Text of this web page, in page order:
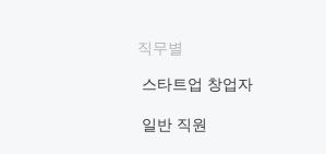
직무별
스타트업 창업자
일반 직원